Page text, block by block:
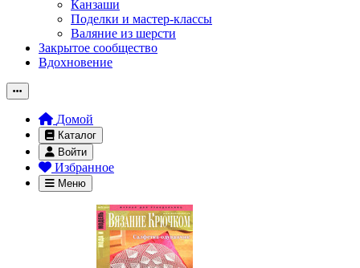
Канзаши
Поделки и мастер-классы
Валяние из шерсти
Закрытое сообщество
Вдохновение
Домой
Каталог
Войти
Избранное
Меню